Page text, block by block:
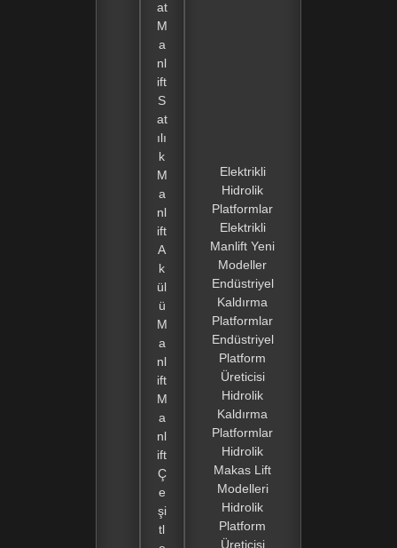
at
M
a
nl
ift
S
at
ılı
k
M
a
nl
ift
A
k
ül
ü
M
a
nl
ift
M
a
nl
ift
Ç
e
şi
tl
Elektrikli
Hidrolik
Platformlar
Elektrikli
Manlift Yeni
Modeller
Endüstriyel
Kaldırma
Platformlar
Endüstriyel
Platform
Üreticisi
Hidrolik
Kaldırma
Platformlar
Hidrolik
Makas Lift
Modelleri
Hidrolik
Platform
Üreticisi